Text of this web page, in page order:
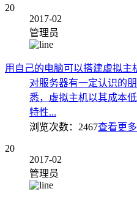
20
2017-02
管理员
用自己的电脑可以搭建虚拟主
对服务器有一定认识的
悉，虚拟主机以其成本
特性...
浏览次数： 2467查看更
20
2017-02
管理员